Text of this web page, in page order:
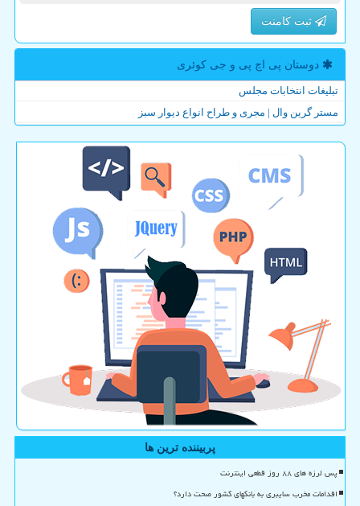
ثبت کامنت
دوستان پی اچ پی و جی كوئری
تبلیغات انتخابات مجلس
مستر گرین وال | مجری و طراح انواع دیوار سبز
پربیننده ترین ها
پس لرزه های ۸۸ روز قطعی اینترنت
اقدامات مخرب سایبری به بانکهای کشور صحت دارد؟